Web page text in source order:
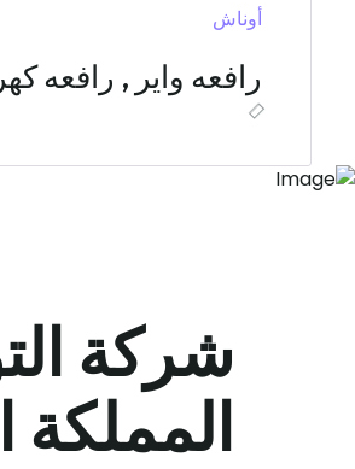
أوناش
رافعه واير , رافعه
شركة
المملكة